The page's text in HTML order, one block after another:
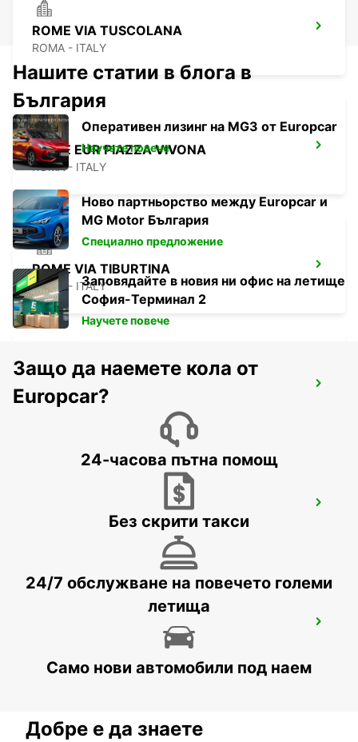
ROME VIA TUSCOLANA
ROMA - ITALY
ROME EUR PIAZZA VIVONA
ROMA - ITALY
ROME VIA TIBURTINA
ROMA - ITALY
ROME TIBURTINA RAILWAY STATION
ROMA - ITALY
ROME TERMINI RAILWAY STATION
Нашите статии в блога в
България
Оперативен лизинг на MG3 от Europcar
Научете повече
Ново партньорство между Europcar и
MG Motor България
Специално предложение
Заповядайте в новия ни офис на летище
София-Терминал 2
Научете повече
Защо да наемете кола от
Europcar?
24-часова пътна помощ
Без скрити такси
24/7 обслужване на повечето големи
летища
Само нови автомобили под наем
Добре е да знаете